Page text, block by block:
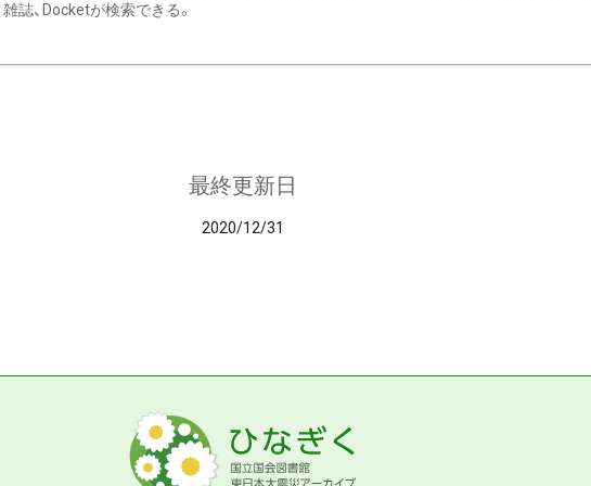
雑誌、Docketが検索できる。
最終更新日
2020/12/31